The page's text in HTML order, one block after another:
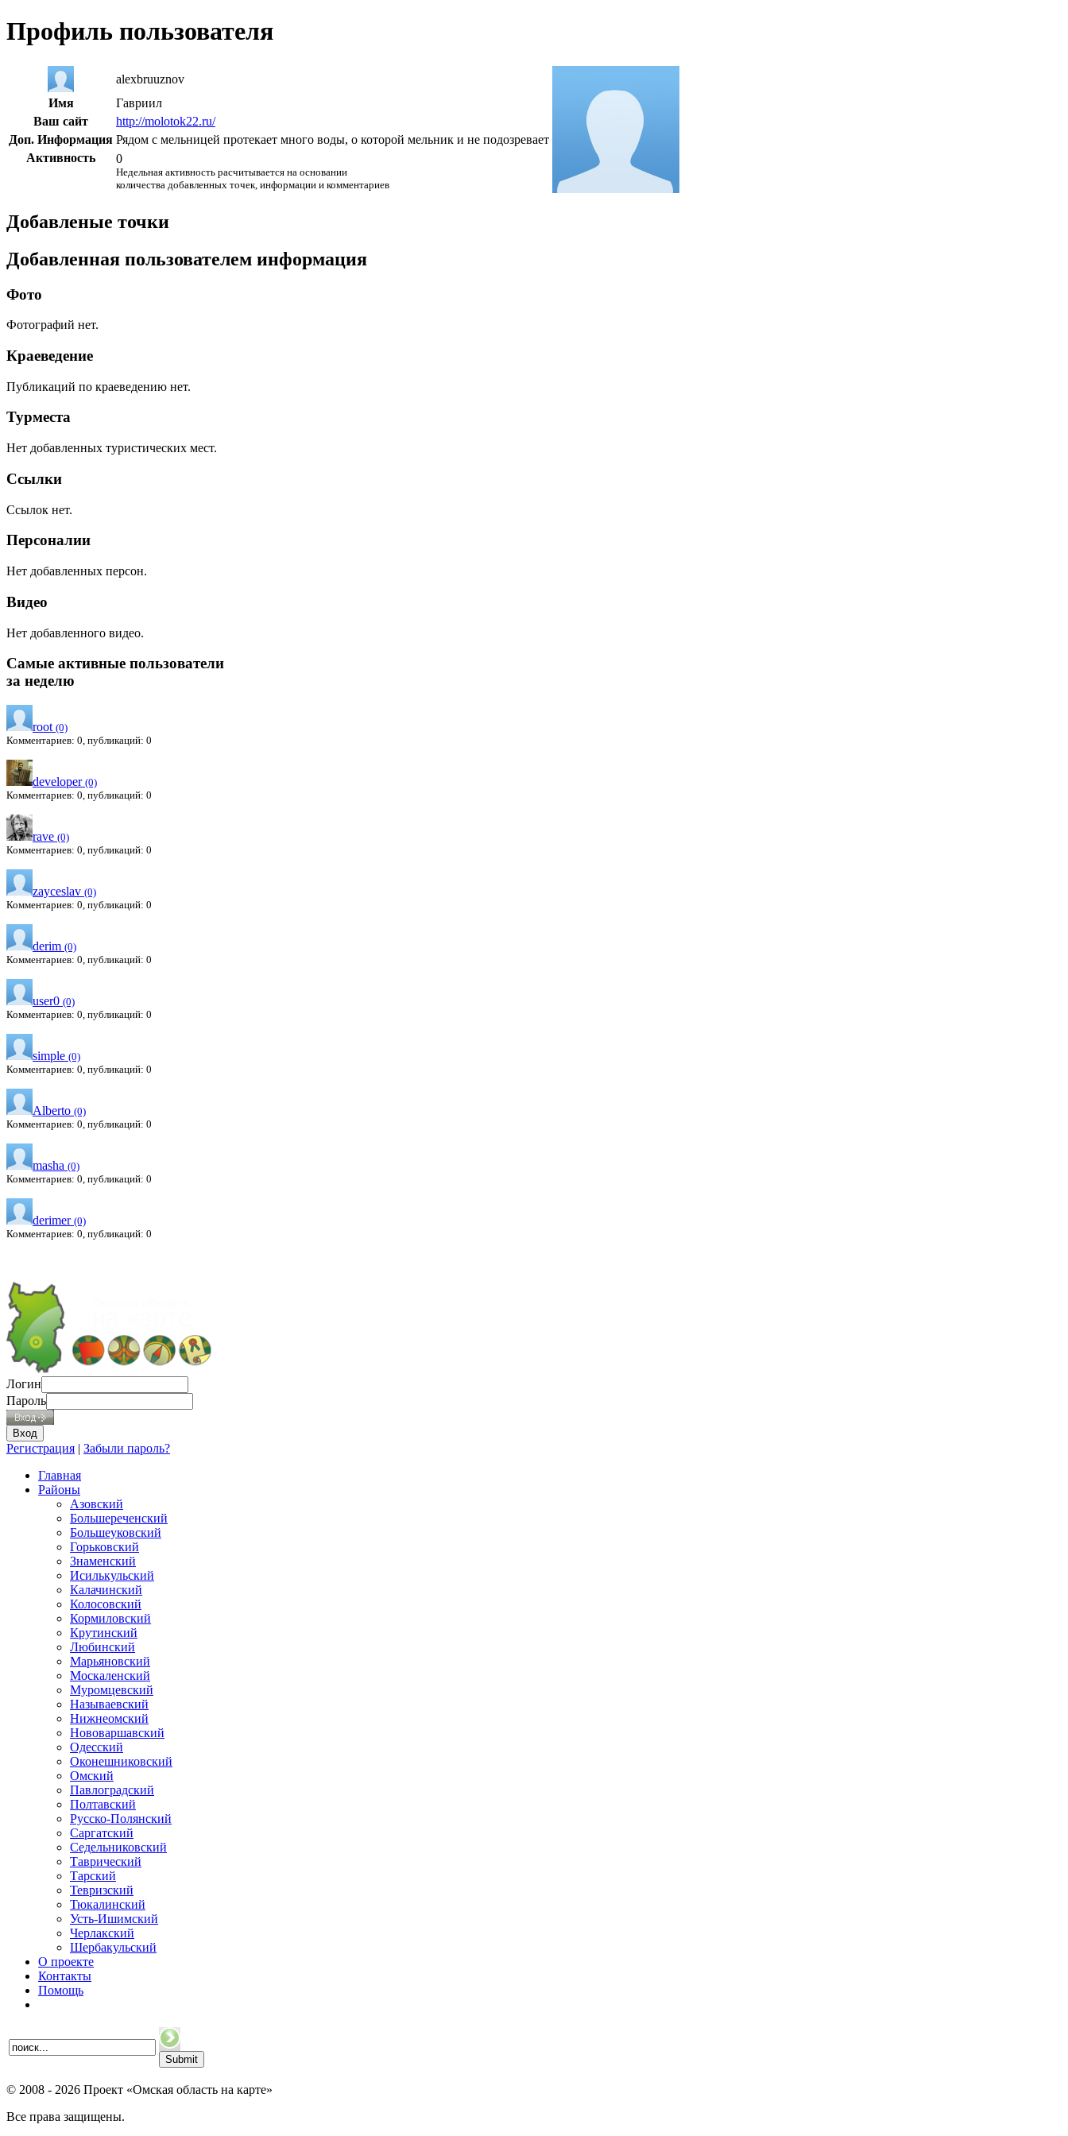
Профиль пользователя
alexbruuznov
Имя
Гавриил
Ваш сайт
http://molotok22.ru/
Доп. Информация Рядом с мельницей протекает много воды, о которой мельник и не подозревает
Активность
0
Недельная активность расчитывается на основании
количества добавленных точек, информации и комментариев
Добавленые точки
Добавленная пользователем информация
Фото
Фотографий нет.
Краеведение
Публикаций по краеведению нет.
Турместа
Нет добавленных туристических мест.
Ссылки
Ссылок нет.
Персоналии
Нет добавленных персон.
Видео
Нет добавленного видео.
Самые активные пользователи
за неделю
root (0)
Комментариев: 0, публикаций: 0
developer (0)
Комментариев: 0, публикаций: 0
rave (0)
Комментариев: 0, публикаций: 0
zayceslav (0)
Комментариев: 0, публикаций: 0
derim (0)
Комментариев: 0, публикаций: 0
user0 (0)
Комментариев: 0, публикаций: 0
simple (0)
Комментариев: 0, публикаций: 0
Alberto (0)
Комментариев: 0, публикаций: 0
masha (0)
Комментариев: 0, публикаций: 0
derimer (0)
Комментариев: 0, публикаций: 0
Логин
Пароль
Регистрация | Забыли пароль?
Главная
Районы
Азовский
Большереченский
Большеуковский
Горьковский
Знаменский
Исилькульский
Калачинский
Колосовский
Кормиловский
Крутинский
Любинский
Марьяновский
Москаленский
Муромцевский
Называевский
Нижнеомский
Нововаршавский
Одесский
Оконешниковский
Омский
Павлоградский
Полтавский
Русско-Полянский
Саргатский
Седельниковский
Таврический
Тарский
Тевризский
Тюкалинский
Усть-Ишимский
Черлакский
Шербакульский
О проекте
Контакты
Помощь
© 2008 - 2026 Проект «Омская область на карте»
Все права защищены.